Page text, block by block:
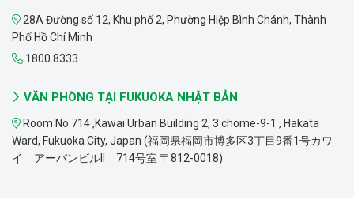
28A Đường số 12, Khu phố 2, Phường Hiệp Bình Chánh, Thành
Phố Hồ Chí Minh
1800.8333
VĂN PHÒNG TẠI FUKUOKA NHẬT BẢN
Room No.714 ,Kawai Urban Building 2, 3 chome-9-1 , Hakata
Ward, Fukuoka City, Japan (福岡県福岡市博多区3丁目9番1号カワ
イ アーバンビルII 714号室 〒812-0018)